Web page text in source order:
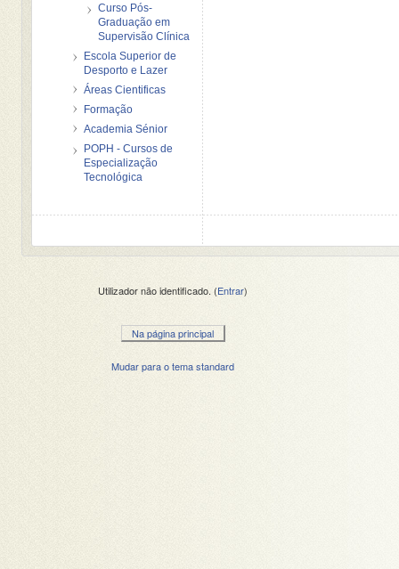
Curso Pós-
Graduação em
Supervisão Clínica
Escola Superior de
Desporto e Lazer
Áreas Cientificas
Formação
Academia Sénior
POPH - Cursos de
Especialização
Tecnológica
Utilizador não identificado. (Entrar)
Na página principal
Mudar para o tema standard